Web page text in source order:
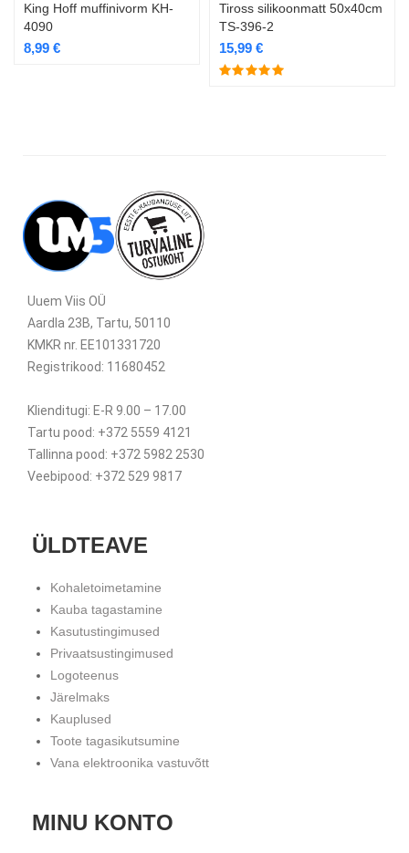
King Hoff muffinivorm KH-
4090
8,99 €
Tiross silikoonmatt 50x40cm
TS-396-2
15,99 €
Uuem Viis OÜ
Aardla 23B, Tartu, 50110
KMKR nr. EE101331720
Registrikood: 11680452
Klienditugi: E-R 9.00 – 17.00
Tartu pood: +372 5559 4121
Tallinna pood: +372 5982 2530
Veebipood: +372 529 9817
ÜLDTEAVE
Kohaletoimetamine
Kauba tagastamine
Kasutustingimused
Privaatsustingimused
Logoteenus
Järelmaks
Kauplused
Toote tagasikutsumine
Vana elektroonika vastuvõtt
MINU KONTO